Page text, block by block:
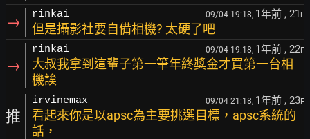
→ rinkai 09/04 19:18, 1年前 , 21 F
但是攝影社要自備相機? 太硬了吧
→
rinkai 09/04 19:18, 1年前 , 22F
大叔我拿到這輩子第一筆年終獎金才買第一台相
機誒
推
irvinemax 09/04 21:18, 1年前 , 23F
看起來你是以apsc為主要挑選目標，apsc系統的
話，